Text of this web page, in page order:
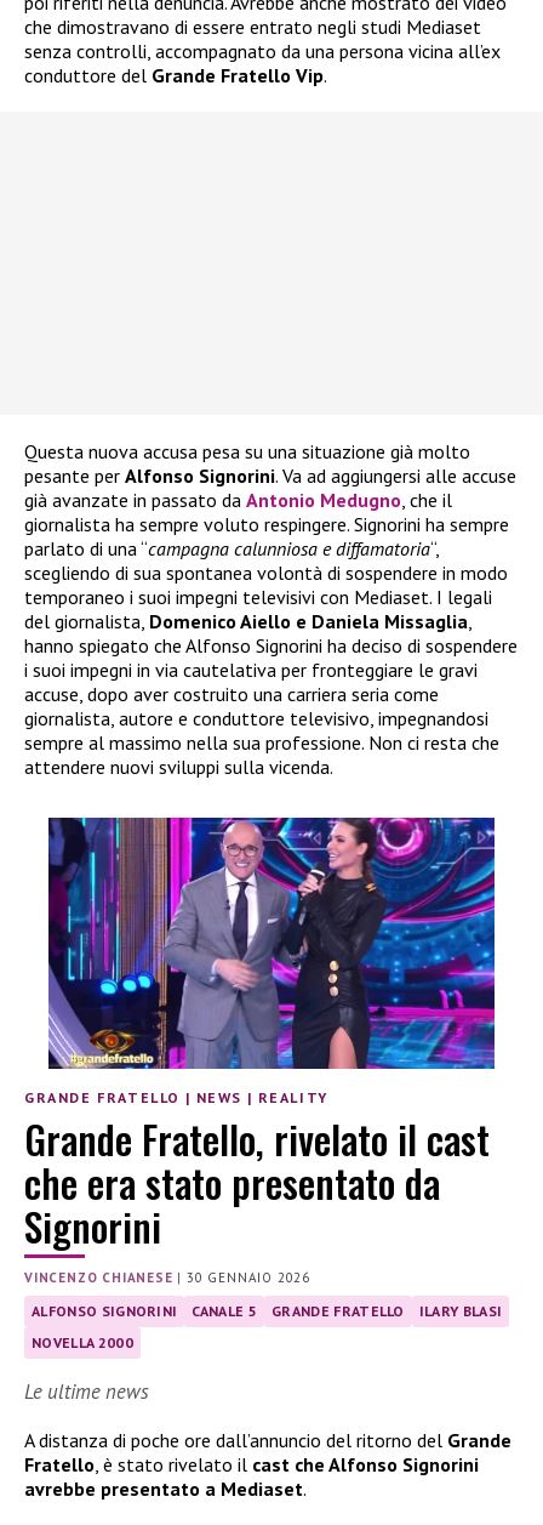
che dimostravano di essere entrato negli studi Mediaset
senza controlli, accompagnato da una persona vicina all’ex
conduttore del Grande Fratello Vip.
Questa nuova accusa pesa su una situazione già molto
pesante per Alfonso Signorini. Va ad aggiungersi alle accuse
già avanzate in passato da Antonio Medugno , che il
giornalista ha sempre voluto respingere. Signorini ha sempre
parlato di una “campagna calunniosa e diffamatoria“,
scegliendo di sua spontanea volontà di sospendere in modo
temporaneo i suoi impegni televisivi con Mediaset. I legali
del giornalista, Domenico Aiello e Daniela Missaglia
hanno spiegato che Alfonso Signorini ha deciso di sospendere
i suoi impegni in via cautelativa per fronteggiare le gravi
accuse, dopo aver costruito una carriera seria come
giornalista, autore e conduttore televisivo, impegnandosi
sempre al massimo nella sua professione. Non ci resta che
attendere nuovi sviluppi sulla vicenda.
GRANDE FRATELLO | NEWS | REALITY
Grande Fratello, rivelato il cast
che era stato presentato da
Signorini
VINCENZO CHIANESE |30 GENNAIO 2026
ALFONSO SIGNORINI CANALE 5 GRANDE FRATELLO
ILARY BLASI
NOVELLA 2000
Le ultime news
A distanza di poche ore dall’annuncio del ritorno del Grande
Fratello , è stato rivelato il cast che Alfonso Signorini
avrebbe presentato a Mediaset.